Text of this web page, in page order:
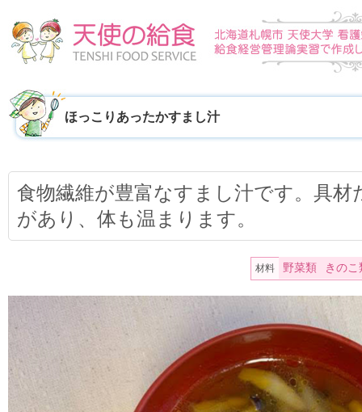
ほっこりあったかすまし汁
食物繊維が豊富なすまし汁です。具材
があり、体も温まります。
材料 野菜類 きのこ